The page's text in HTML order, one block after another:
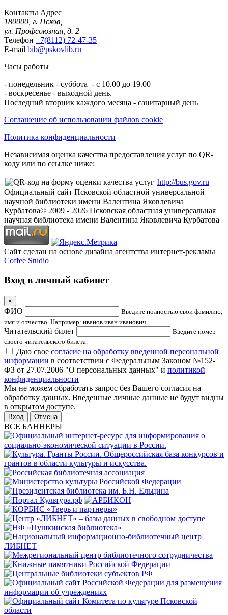
Контакты Адрес
180000, г. Псков,
ул. Профсоюзная, д. 2
Телефон +7(8112) 72-47-35
E-mail bib@pskovlib.ru
Часы работы
- понедельник - суббота - с 10.00 до 19.00
- воскресенье - выходной день.
Последний вторник каждого месяца - санитарный день
Соглашение об использовании файлов cookie
Политика конфиденциальности
Независимая оценка качества предоставления услуг по QR-
коду или по ссылке ниже:
http://bus.gov.ru
Официальный сайт Псковской областной универсальной
научной библиотеки имени Валентина Яковлевича
Курбатова© 2009 - 2026 Псковская областная универсальная
научная библиотека имени Валентина Яковлевича Курбатова
Сайт сделан на основе дизайна агентства интернет-рекламы
Coffee Studio
Вход в личный кабинет
×
ФИО
Введите полностью свои фамилию,
имя и отчество. Например: иванов иван иванович
Читательский билет
Введите номер
своего читательского билета.
Даю свое согласие на обработку введенной персональной
информации в соответствии с Федеральным Законом №152-
ФЗ от 27.07.2006 "О персональных данных" и политикой
конфиденциальности
Мы не можем обработать запрос без Вашего согласия на
обработку данных. Введенные личные данные не будут видны
в открытом доступе.
Отмена
ВСЕ БАННЕРЫ